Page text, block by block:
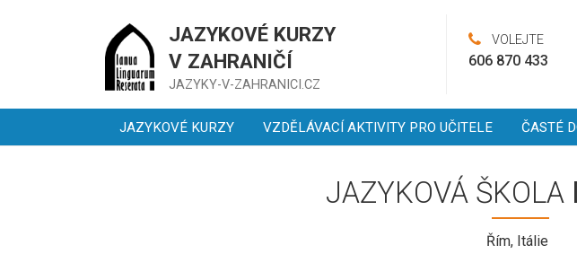
JAZYKOVÉ KURZY
V ZAHRANIČÍ
JAZYKY-V-ZAHRANICI.CZ
VOLEJTE
606 870 433
JAZYKOVÉ KURZY VZDĚLÁVACÍ AKTIVITY PRO UČITELE ČASTÉ
JAZYKOVÁ ŠKOLA
Řím, Itálie